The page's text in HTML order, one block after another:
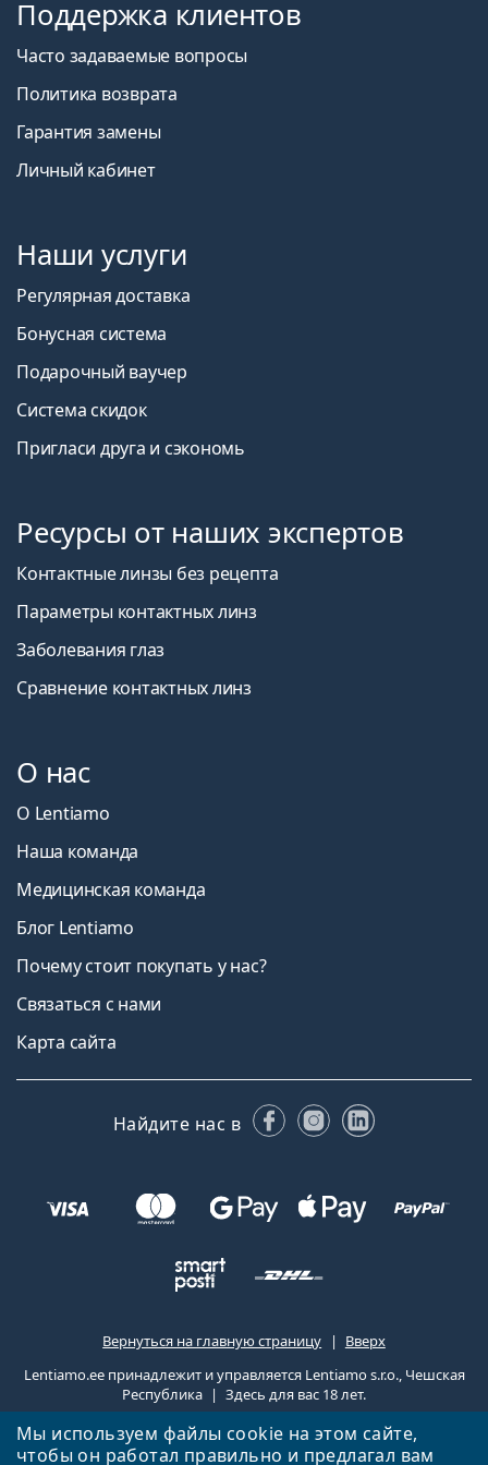
Мы используем файлы cookie на этом сайте,
чтобы он работал правильно и предлагал вам
Поддержка клиентов
Часто задаваемые вопросы
Политика возврата
Гарантия замены
Личный кабинет
Наши услуги
Регулярная доставка
Бонусная система
Подарочный ваучер
Система скидок
Пригласи друга и сэкономь
Ресурсы от наших экспертов
Контактные линзы без рецепта
Параметры контактных линз
Заболевания глаз
Сравнение контактных линз
О нас
О Lentiamo
Наша команда
Медицинская команда
Блог Lentiamo
Почему стоит покупать у нас?
Связаться с нами
Карта сайта
Найдите нас в FacebookInstagram
LinkedIn
Вернуться на главную страницу
Вверх
Lentiamo.ee принадлежит и управляется Lentiamo s.r.o., Чешская
Республика
Здесь для вас 18 лет.